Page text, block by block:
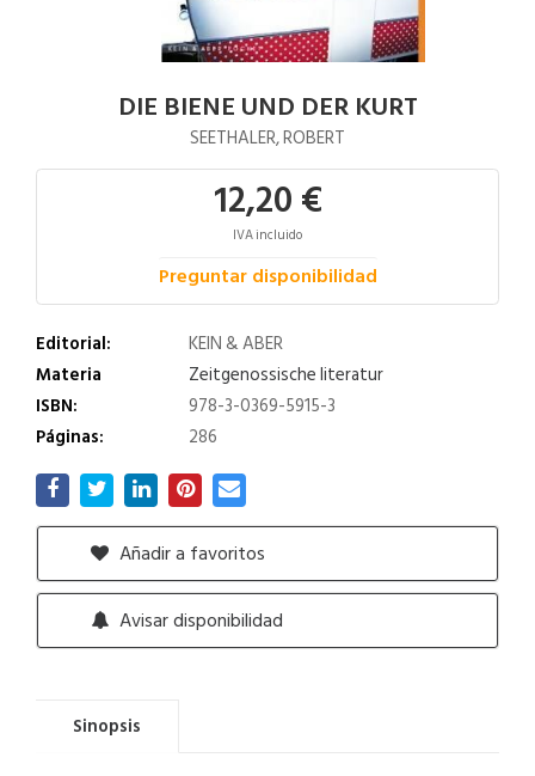
DIE BIENE UND DER KURT
SEETHALER, ROBERT
12,20 €
IVA incluido
Preguntar disponibilidad
Editorial:
KEIN & ABER
Materia
Zeitgenossische literatur
ISBN:
978-3-0369-5915-3
Páginas:
286
Añadir a favoritos
Avisar disponibilidad
Sinopsis